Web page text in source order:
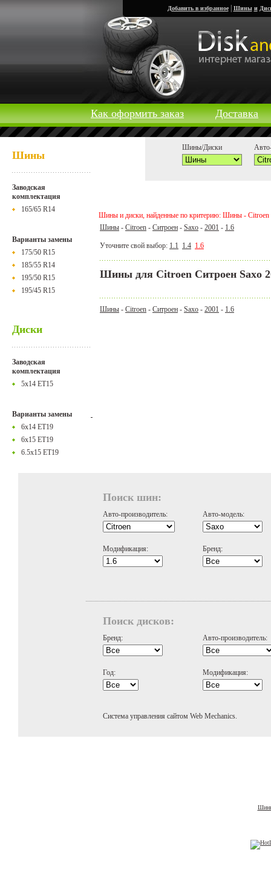
Добавить в избранное| Шины и
Как оформить заказ Доставка
Шины
Заводская
комплектация
165/65 R14
Варианты замены
175/50 R15
185/55 R14
195/50 R15
195/45 R15
Диски
Заводская
комплектация
5x14 ET15
Варианты замены
6x14 ET19
6x15 ET19
6.5x15 ET19
Шины/Диски
Шины и диски, найденные по критерию: Шины - Citroen
Шины - Citroen - Ситроен - Saxo - 2001 - 1.6
Уточните свой выбор: 1.1 1.4 1.6
Шины для Citroen Ситроен Saxo
Шины - Citroen - Ситроен - Saxo - 2001 - 1.6
Поиск шин:
Авто-производитель: Авто-модель:
Модификация: Бренд:
Поиск дисков:
Бренд: Авто-производитель:
Год: Модификация:
Система управления сайтом Web Mechanics.